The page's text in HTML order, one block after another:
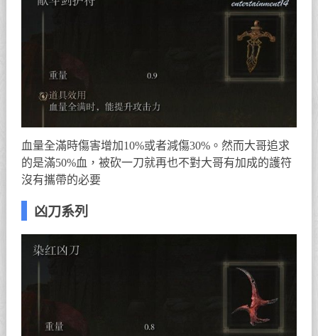
血量全滿時傷害增加10%或者減傷30%。然而大哥追求
的是滿50%血，被砍一刀就再也不對大哥有加成的護符
沒有攜帶的必要
凶刀系列